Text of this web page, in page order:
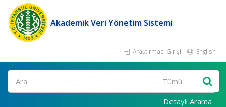
Akademik Veri Yönetim Sistemi
Araştırmacı Girişi English
Ara
Detaylı Arama